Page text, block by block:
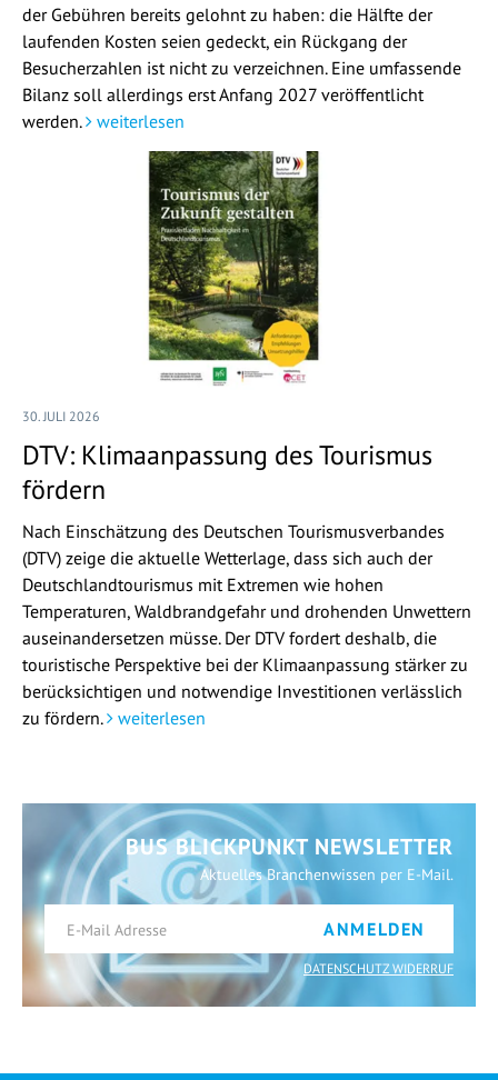
der Gebühren bereits gelohnt zu haben: die Hälfte der
laufenden Kosten seien gedeckt, ein Rückgang der
Besucherzahlen ist nicht zu verzeichnen. Eine umfassende
Bilanz soll allerdings erst Anfang 2027 veröffentlicht
werden.
weiterlesen
30. JULI 2026
DTV: Klimaanpassung des Tourismus
fördern
Nach Einschätzung des Deutschen Tourismusverbandes
(DTV) zeige die aktuelle Wetterlage, dass sich auch der
Deutschlandtourismus mit Extremen wie hohen
Temperaturen, Waldbrandgefahr und drohenden Unwettern
auseinandersetzen müsse. Der DTV fordert deshalb, die
touristische Perspektive bei der Klimaanpassung stärker zu
berücksichtigen und notwendige Investitionen verlässlich
zu fördern.
weiterlesen
BUS BLICKPUNKT NEWSLETTER
Aktuelles Branchenwissen per E-Mail.
ANMELDEN
DATENSCHUTZ WIDERRUF